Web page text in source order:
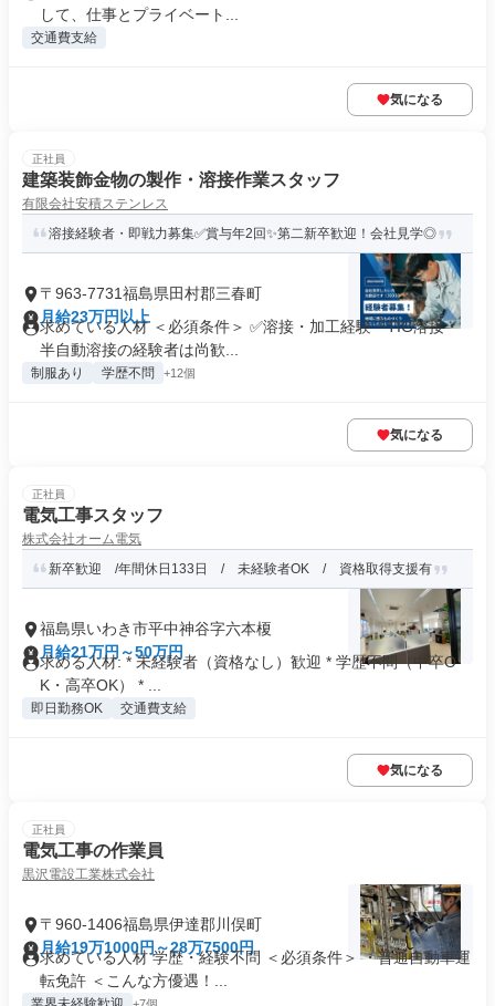
して、仕事とプライベート...
交通費支給
気になる
正社員
建築装飾金物の製作・溶接作業スタッフ
有限会社安積ステンレス
溶接経験者・即戦力募集✅賞与年2回✨第二新卒歓迎！会社見学◎
〒963-7731福島県田村郡三春町
月給23万円以上
求めている人材 ＜必須条件＞ ✅溶接・加工経験 └TIG溶接・
半自動溶接の経験者は尚歓...
制服あり 学歴不問 +12個
気になる
正社員
電気工事スタッフ
株式会社オーム電気
新卒歓迎 /年間休日133日 / 未経験者OK / 資格取得支援有
福島県いわき市平中神谷字六本榎
月給21万円～50万円
求める人材: * 未経験者（資格なし）歓迎 * 学歴不問（中卒O
K・高卒OK） * ...
即日勤務OK 交通費支給
気になる
正社員
電気工事の作業員
黒沢電設工業株式会社
〒960-1406福島県伊達郡川俣町
月給19万1000円～28万7500円
求めている人材 学歴・経験不問 ＜必須条件＞ ・普通自動車運
転免許 ＜こんな方優遇！...